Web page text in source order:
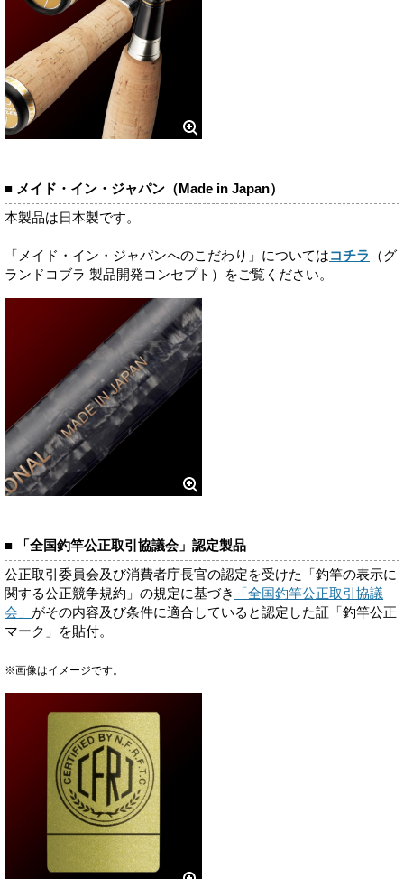
■ メイド・イン・ジャパン（Made in Japan）
本製品は日本製です。
「メイド・イン・ジャパンへのこだわり」についてはコチラ
（グ
ランドコブラ 製品開発コンセプト）をご覧ください。
■ 「全国釣竿公正取引協議会」認定製品
公正取引委員会及び消費者庁長官の認定を受けた「釣竿の表示に
関する公正競争規約」の規定に基づき
「全国釣竿公正取引協議
会」 がその内容及び条件に適合していると認定した証「釣竿公正
マーク」を貼付。
※画像はイメージです。